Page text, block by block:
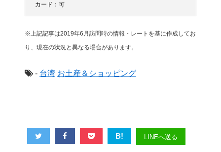
カード：可
※上記記事は2019年6月訪問時の情報・レートを基に作成してお
り、現在の状況と異なる場合があります。
- 台湾 お土産＆ショッピング
B! LINEへ送る